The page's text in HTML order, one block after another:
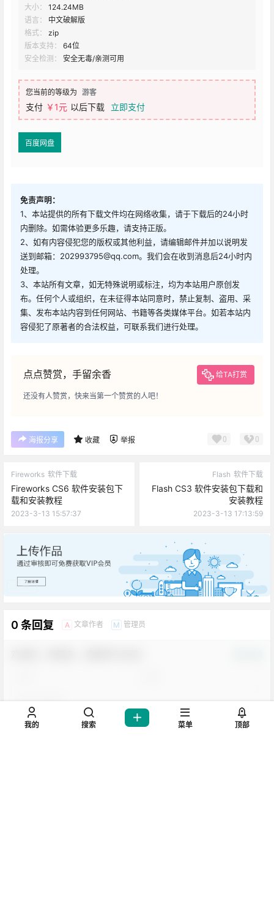
大小：
124.24MB
语言：
中文破解版
格式：
zip
版本支持：
64位
安全检测：
安全无毒/亲测可用
您当前的等级为 游客
支付 ￥1元 以后下载 立即支付
百度网盘
免责声明：
1、本站提供的所有下载文件均在网络收集，请于下载后的24小时
内删除。如需体验更多乐趣，请支持正版。
2、如有内容侵犯您的版权或其他利益，请编辑邮件并加以说明发
送到邮箱：202993795@qq.com。我们会在收到消息后24小时内
处理。
3、本站所有文章，如无特殊说明或标注，均为本站用户原创发
布。任何个人或组织，在未征得本站同意时，禁止复制、盗用、采
集、发布本站内容到任何网站、书籍等各类媒体平台。如若本站内
容侵犯了原著者的合法权益，可联系我们进行处理。
点点赞赏，手留余香 给TA打赏
还没有人赞赏，快来当第一个赞赏的人吧！
海报分享 收藏 举报 0 0
Fireworks 软件下载
Fireworks CS6 软件安装包下
载和安装教程
2023-3-13 15:57:37
Flash 软件下载
Flash CS3 软件安装包下载和
安装教程
2023-3-13 17:13:59
广告
0 条回复 A 文章作者 M 管理员
您必须登录或注册以后才能发表评论
我的 搜索 菜单 顶部